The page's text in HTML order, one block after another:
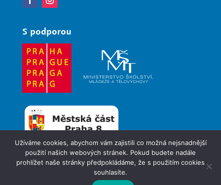
S podporou
© 2026 Pionýr, z. s. – 63. pionýrská skupina Sosna
Užíváme cookies, abychom vám zajistili co možná nejsnadnější
použití našich webových stránek. Pokud budete nadále
prohlížet naše stránky předpokládáme, že s použitím cookies
souhlasíte.